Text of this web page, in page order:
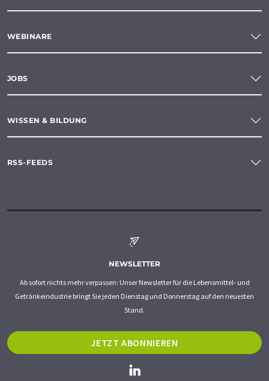
WEBINARE
JOBS
WISSEN & BILDUNG
RSS-FEEDS
NEWSLETTER
Ab sofort nichts mehr verpassen: Unser Newsletter für die Lebensmittel- und
Getränkeindustrie bringt Sie jeden Dienstag und Donnerstag auf den neuesten
Stand.
JETZT ABONNIEREN